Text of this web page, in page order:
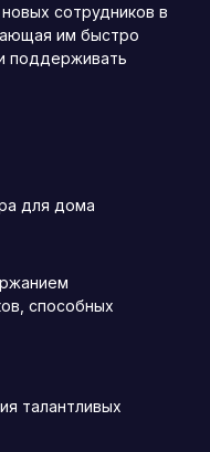
сотрудников в
им быстро
поддерживать
для дома
способных
талантливых